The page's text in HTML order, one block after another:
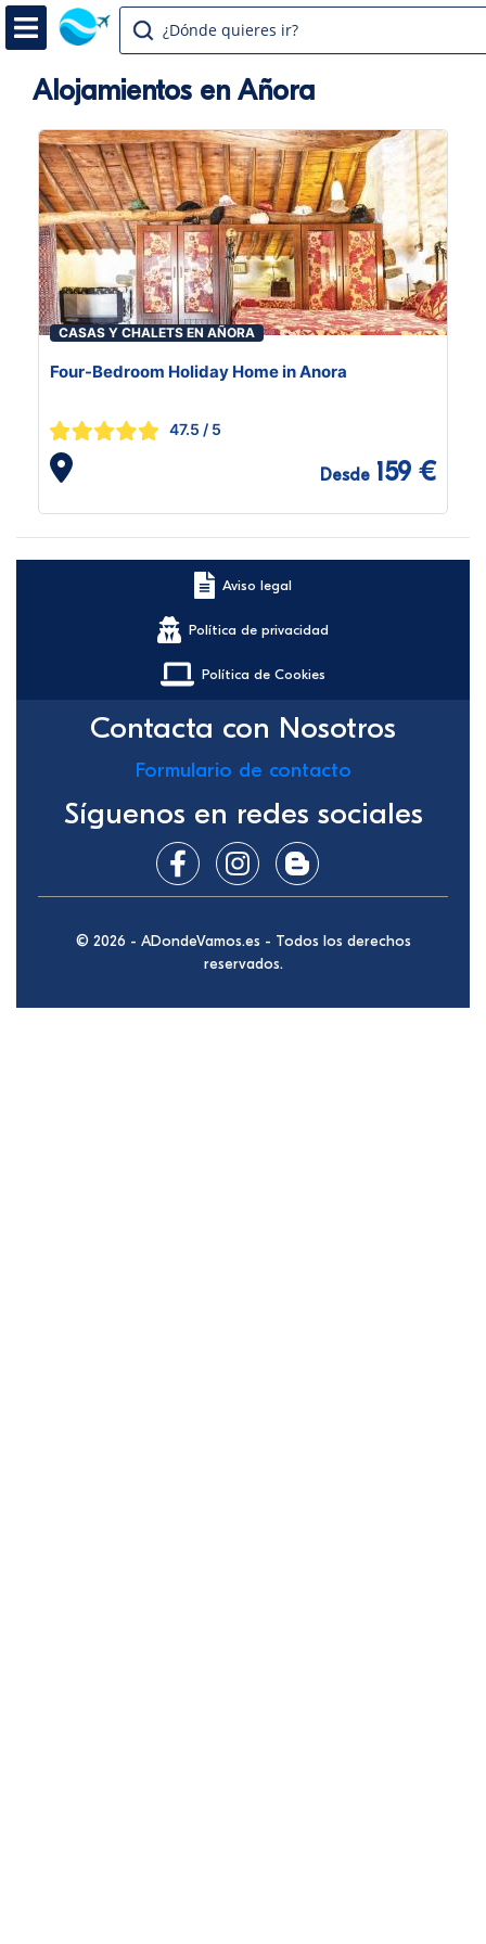
¿Dónde quieres ir?
Alojamientos en Añora
CASAS Y CHALETS EN AÑORA
Four-Bedroom Holiday Home in Anora
47.5 / 5
Desde 159 €
Aviso legal
Política de privacidad
Política de Cookies
Contacta con Nosotros
Formulario de contacto
Síguenos en redes sociales
© 2026 - ADondeVamos.es - Todos los derechos
reservados.